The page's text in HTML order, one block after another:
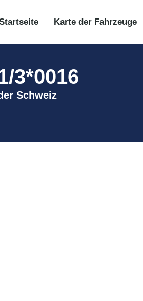
Karte der Fahrzeuge
3*0016
Schweiz